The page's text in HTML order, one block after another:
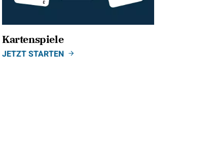
Kartenspiele
JETZT STARTEN